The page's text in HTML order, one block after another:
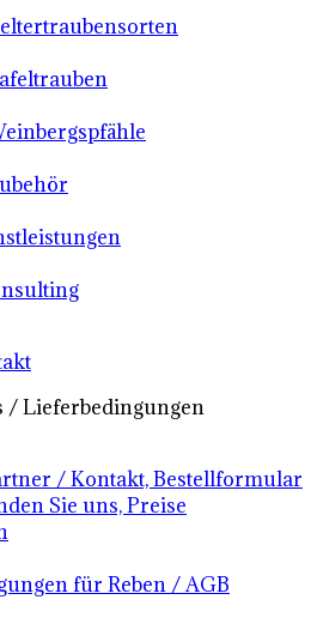
/ Lieferbedingungen
/ Kontakt, Bestellformular
Sie uns, Preise
für Reben / AGB